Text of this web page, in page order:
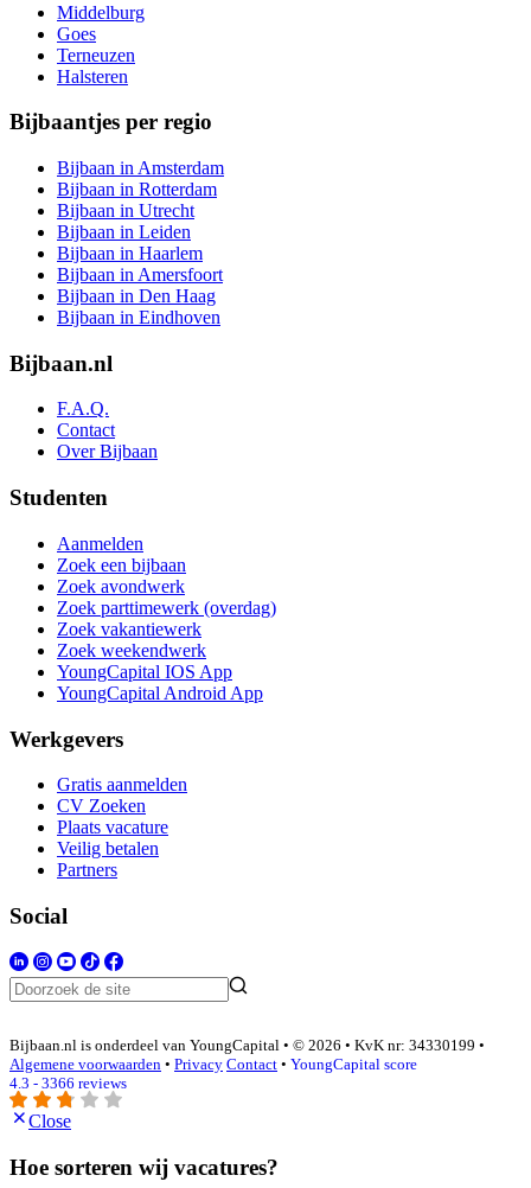
Middelburg
Goes
Terneuzen
Halsteren
Bijbaantjes per regio
Bijbaan in Amsterdam
Bijbaan in Rotterdam
Bijbaan in Utrecht
Bijbaan in Leiden
Bijbaan in Haarlem
Bijbaan in Amersfoort
Bijbaan in Den Haag
Bijbaan in Eindhoven
Bijbaan.nl
F.A.Q.
Contact
Over Bijbaan
Studenten
Aanmelden
Zoek een bijbaan
Zoek avondwerk
Zoek parttimewerk (overdag)
Zoek vakantiewerk
Zoek weekendwerk
YoungCapital IOS App
YoungCapital Android App
Werkgevers
Gratis aanmelden
CV Zoeken
Plaats vacature
Veilig betalen
Partners
Social
Bijbaan.nl is onderdeel van YoungCapital • © 2026 • KvK nr: 34330199 •
Algemene voorwaarden • Privacy Contact • YoungCapital score
4.3 - 3366 reviews
Close
Hoe sorteren wij vacatures?